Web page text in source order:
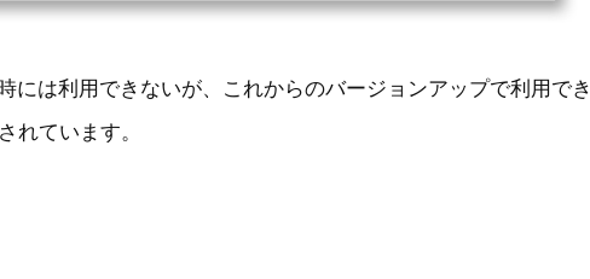
には利用できないが、これからのバージョンアップで利用でき
れています。